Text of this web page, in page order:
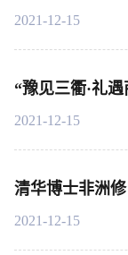
2021-12-15
“豫见三衢·礼
2021-12-15
清华博士非洲
2021-12-15